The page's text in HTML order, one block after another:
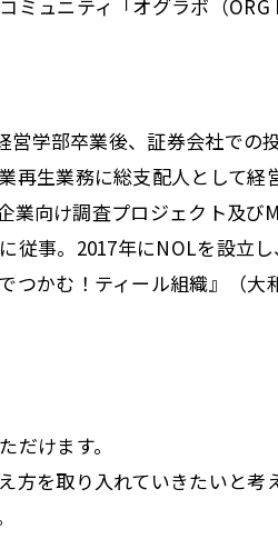
ュニティ「オグラボ（ORG
学部卒業後、証券会社での
再生業務に総支配人として経
業向け調査プロジェクト及び
従事。2017年にNOLを設立
かむ！ティール組織』（大
けます。
方を取り入れていきたいと考